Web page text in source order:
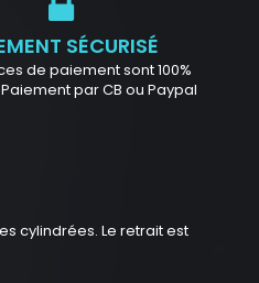
SÉCURISÉ
de paiement sont 100%
par CB ou Paypal
cylindrées. Le retrait est